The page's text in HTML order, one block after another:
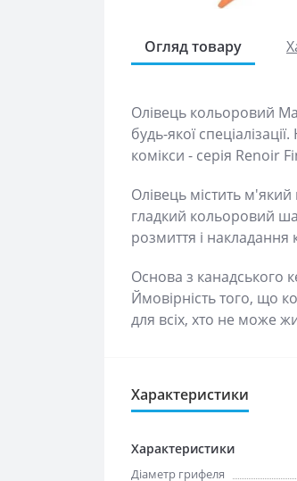
Огляд товару
Олівець кольоровий
будь-якої
комікси - серія Renoir
Олівець містить
гладкий кольоровий
розмиття і накладання
Основа з канадського
Ймовірність того, що
для всіх, хто не може
Характеристики
Характеристики
Діаметр грифеля